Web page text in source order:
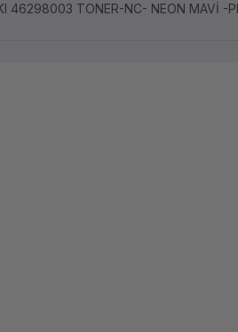
46298003 TONER-NC- NEON MAVİ -